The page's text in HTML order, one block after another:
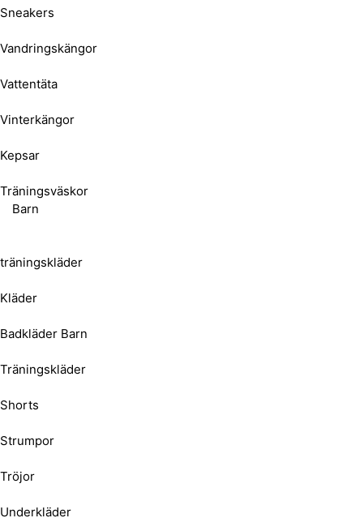
Sneakers
Vandringskängor
Vattentäta
Vinterkängor
Kepsar
Träningsväskor
Barn
träningskläder
Kläder
Badkläder Barn
Träningskläder
Shorts
Strumpor
Tröjor
Underkläder